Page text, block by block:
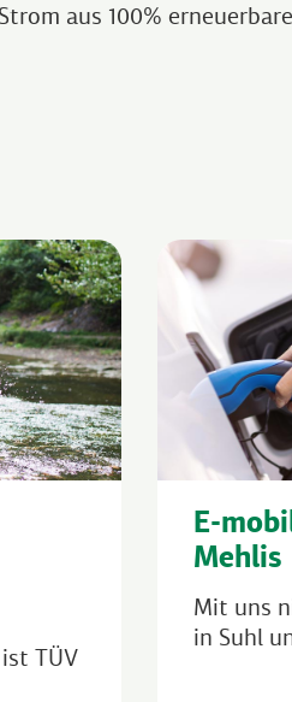
aus 100%
TÜV
E-
Mehlis
Mit uns
in Suhl